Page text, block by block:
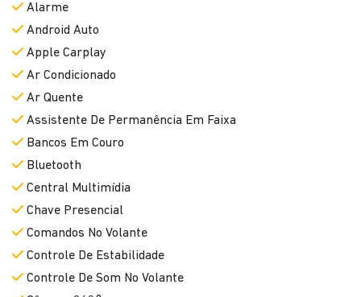
Alarme
Android Auto
Apple Carplay
Ar Condicionado
Ar Quente
Assistente De Permanência Em Faixa
Bancos Em Couro
Bluetooth
Central Multimídia
Chave Presencial
Comandos No Volante
Controle De Estabilidade
Controle De Som No Volante